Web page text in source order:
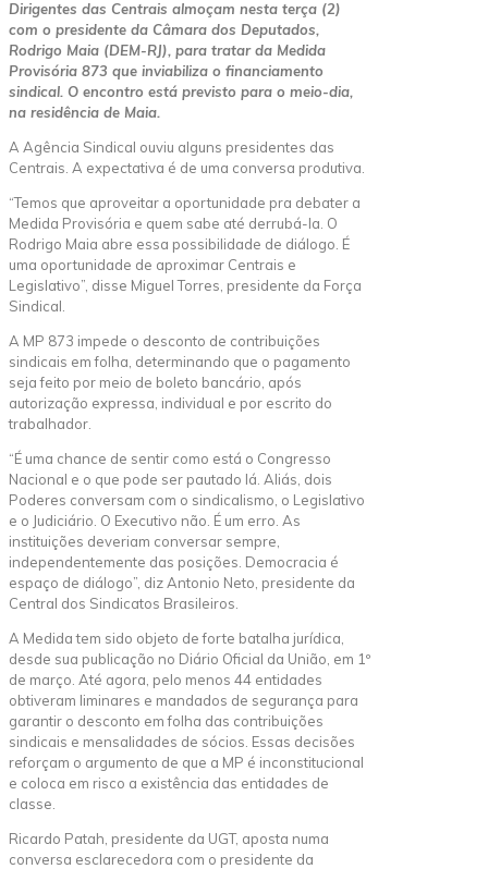
Dirigentes das Centrais almoçam nesta terça (2)
com o presidente da Câmara dos Deputados,
Rodrigo Maia (DEM-RJ), para tratar da Medida
Provisória 873 que inviabiliza o financiamento
sindical. O encontro está previsto para o meio-dia,
na residência de Maia.
A Agência Sindical ouviu alguns presidentes das
Centrais. A expectativa é de uma conversa produtiva.
“Temos que aproveitar a oportunidade pra debater a
Medida Provisória e quem sabe até derrubá-la. O
Rodrigo Maia abre essa possibilidade de diálogo. É
uma oportunidade de aproximar Centrais e
Legislativo”, disse Miguel Torres, presidente da Força
Sindical.
A MP 873 impede o desconto de contribuições
sindicais em folha, determinando que o pagamento
seja feito por meio de boleto bancário, após
autorização expressa, individual e por escrito do
trabalhador.
“É uma chance de sentir como está o Congresso
Nacional e o que pode ser pautado lá. Aliás, dois
Poderes conversam com o sindicalismo, o Legislativo
e o Judiciário. O Executivo não. É um erro. As
instituições deveriam conversar sempre,
independentemente das posições. Democracia é
espaço de diálogo”, diz Antonio Neto, presidente da
Central dos Sindicatos Brasileiros.
A Medida tem sido objeto de forte batalha jurídica,
desde sua publicação no Diário Oficial da União, em 1º
de março. Até agora, pelo menos 44 entidades
obtiveram liminares e mandados de segurança para
garantir o desconto em folha das contribuições
sindicais e mensalidades de sócios. Essas decisões
reforçam o argumento de que a MP é inconstitucional
e coloca em risco a existência das entidades de
classe.
Ricardo Patah, presidente da UGT, aposta numa
conversa esclarecedora com o presidente da